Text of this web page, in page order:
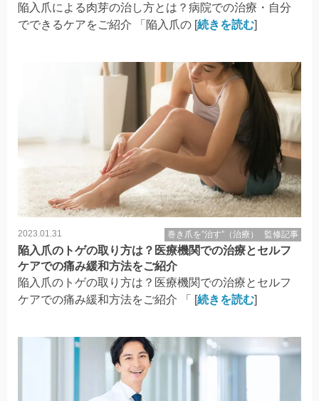
陥入爪による肉芽の治し方とは？病院での治療・自分
でできるケアをご紹介 「陥入爪の [続きを読む]
2023.01.31 巻き爪を”治す”（治療） 監修記事
陥入爪のトゲの取り方は？医療機関での治療とセルフ
ケアでの痛み緩和方法をご紹介
陥入爪のトゲの取り方は？医療機関での治療とセルフ
ケアでの痛み緩和方法をご紹介 「 [続きを読む]